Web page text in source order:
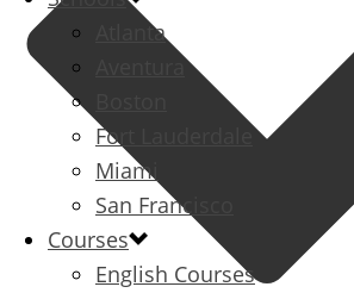
Atlanta
Aventura
Fort Lauderdale
Miami
San Francisco
Courses
English Courses